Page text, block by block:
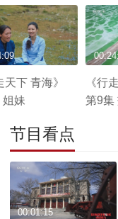
下 青海》
姐妹
《行
第9集
节目看点
00:01:15